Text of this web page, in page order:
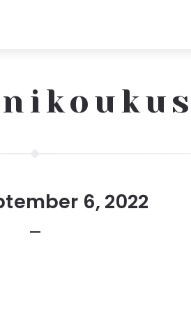
6, 2022